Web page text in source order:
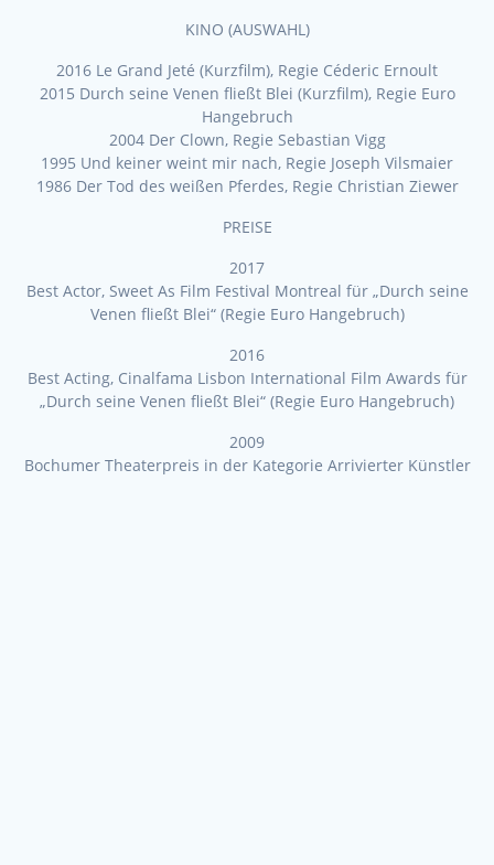
KINO (AUSWAHL)
2016 Le Grand Jeté (Kurzfilm), Regie Céderic Ernoult
2015 Durch seine Venen fließt Blei (Kurzfilm), Regie Euro
Hangebruch
2004 Der Clown, Regie Sebastian Vigg
1995 Und keiner weint mir nach, Regie Joseph Vilsmaier
1986 Der Tod des weißen Pferdes, Regie Christian Ziewer
PREISE
2017
Best Actor, Sweet As Film Festival Montreal für „Durch seine
Venen fließt Blei“ (Regie Euro Hangebruch)
2016
Best Acting, Cinalfama Lisbon International Film Awards für
„Durch seine Venen fließt Blei“ (Regie Euro Hangebruch)
2009
Bochumer Theaterpreis in der Kategorie Arrivierter Künstler